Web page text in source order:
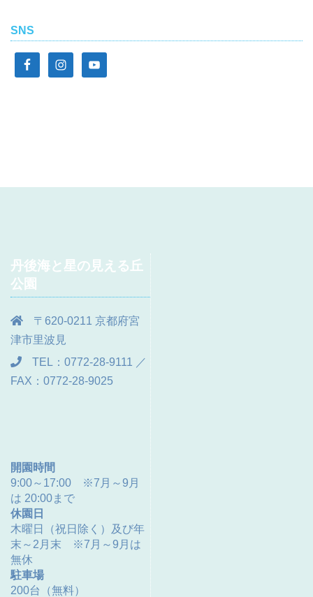
SNS
丹後海と星の見える丘
公園
〒620-0211 京都府宮
津市里波見
TEL：0772-28-9111 ／
FAX：0772-28-9025
開園時間
9:00～17:00 ※7月～9月
は 20:00まで
休園日
木曜日（祝日除く）及び年
末～2月末 ※7月～9月は
無休
駐車場
200台（無料）